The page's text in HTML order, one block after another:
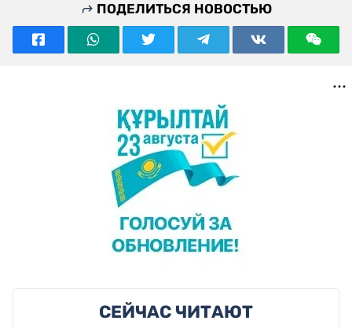
ПОДЕЛИТЬСЯ НОВОСТЬЮ
СЕЙЧАС ЧИТАЮТ